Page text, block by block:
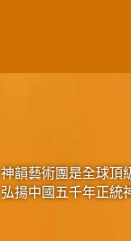
神韻藝術團是全球頂
弘揚中國五千年正統